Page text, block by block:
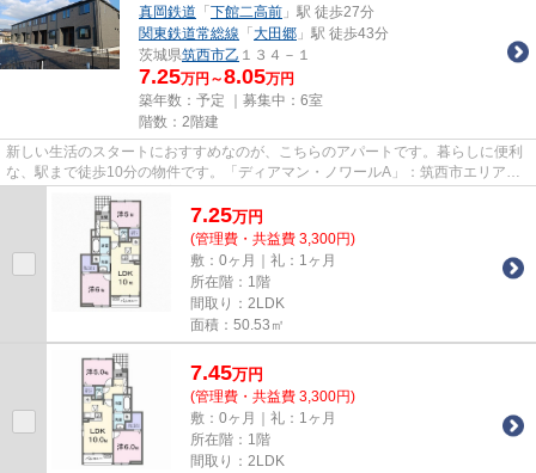
真岡鉄道 「 下館二高前 」駅 徒歩27分
関東鉄道常総線 「 大田郷 」駅 徒歩43分
茨城県筑西市乙 １３４－１
7.25万円～8.05万円
築年数：予定 ｜募集中： 6室
階数：2階建
新しい生活のスタートにおすすめなのが、こちらのアパートです。暮らしに便利
な、駅まで徒歩10分の物件です。「ディアマン・ノワールA」：筑西市エリアの
新居にピッタリ。賃貸住宅のこ...
7.25万円
(管理費・共益費 3,300円)
敷：0ヶ月｜礼：1ヶ月
所在階：1階
間取り：2LDK
面積：50.53㎡
7.45万円
(管理費・共益費 3,300円)
敷：0ヶ月｜礼：1ヶ月
所在階：1階
間取り：2LDK